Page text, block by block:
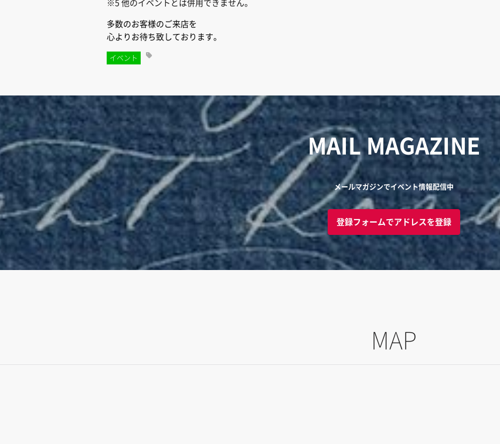
※5 他のイベントとは併用できません。
多数のお客様のご来店を
心よりお待ち致しております。
イベント
MAIL MAGAZINE
メールマガジンでイベント情報配信中
登録フォームでアドレスを登録
MAP